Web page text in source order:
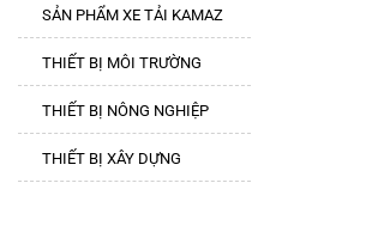
SẢN PHẨM XE TẢI KAMAZ
THIẾT BỊ MÔI TRƯỜNG
THIẾT BỊ NÔNG NGHIỆP
THIẾT BỊ XÂY DỰNG